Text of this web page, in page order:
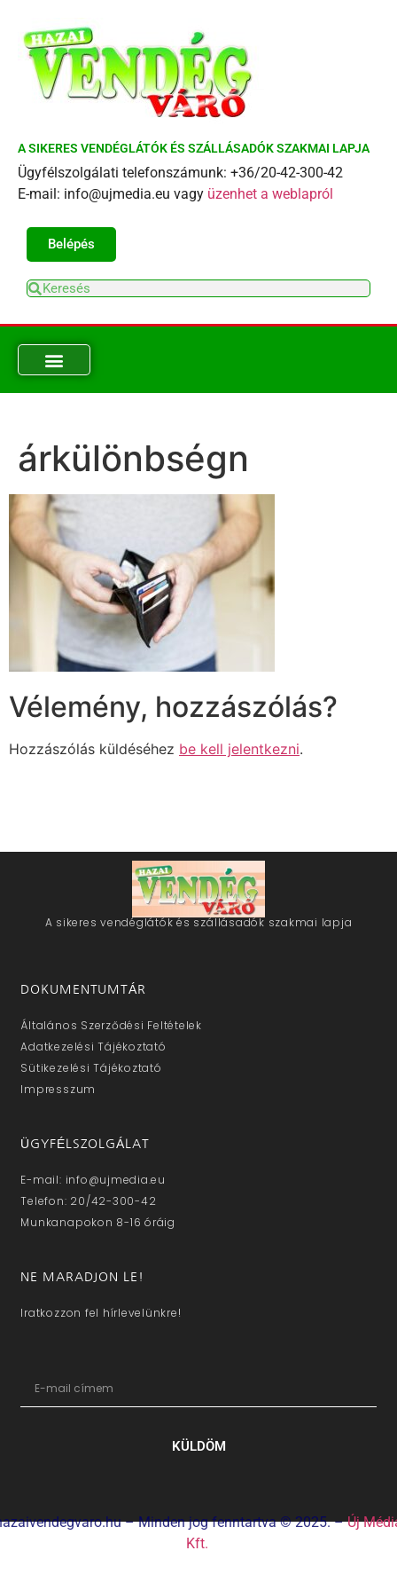
A SIKERES VENDÉGLÁTÓK ÉS SZÁLLÁSADÓK SZAKMAI LAPJA
Ügyfélszolgálati telefonszámunk: +36/20-42-300-42
E-mail: info@ujmedia.eu vagy üzenhet a weblapról
Belépés
árkülönbségn
Vélemény, hozzászólás?
Hozzászólás küldéséhez be kell jelentkezni.
A sikeres vendéglátók és szállásadók szakmai lapja
DOKUMENTUMTÁR
Általános Szerződési Feltételek
Adatkezelési Tájékoztató
Sütikezelési Tájékoztató
Impresszum
ÜGYFÉLSZOLGÁLAT
E-mail: info@ujmedia.eu
Telefon: 20/42-300-42
Munkanapokon 8-16 óráig
NE MARADJON LE!
Iratkozzon fel hírlevelünkre!
KÜLDÖM
– Minden jog fenntartva © 2025. –Új
Kft.